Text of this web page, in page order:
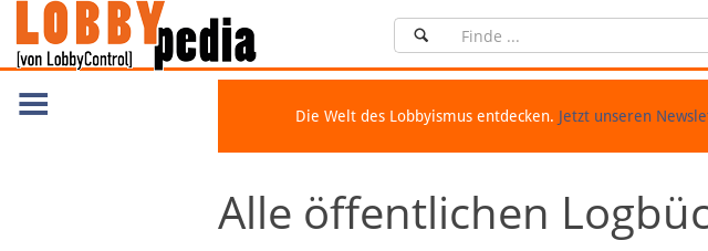
Die Welt des Lobbyismus entdecken. Jetzt unseren
Alle öffentlichen